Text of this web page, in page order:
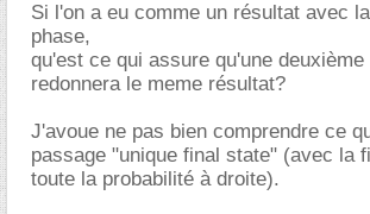
Si l'on a eu comme un résultat avec
phase,
qu'est ce qui assure qu'une deuxième
redonnera le meme résultat?
J'avoue ne pas bien comprendre ce
passage "unique final state" (avec la
toute la probabilité à droite).